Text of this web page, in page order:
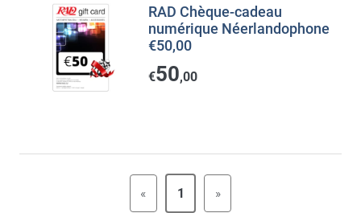
RAD Chèque-cadeau
numérique Néerlandophone
€50,00
€50,00
« 1 »